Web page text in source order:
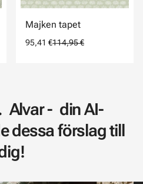
Majken tapet
95,41 €114,95 €
Alvar - din AI-
dessa förslag till